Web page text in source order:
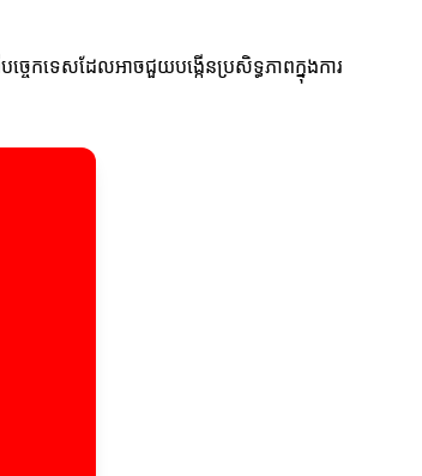
ចេកទេសដែលអាចជួយបង្កើនប្រសិទ្ធភាពក្នុងការ